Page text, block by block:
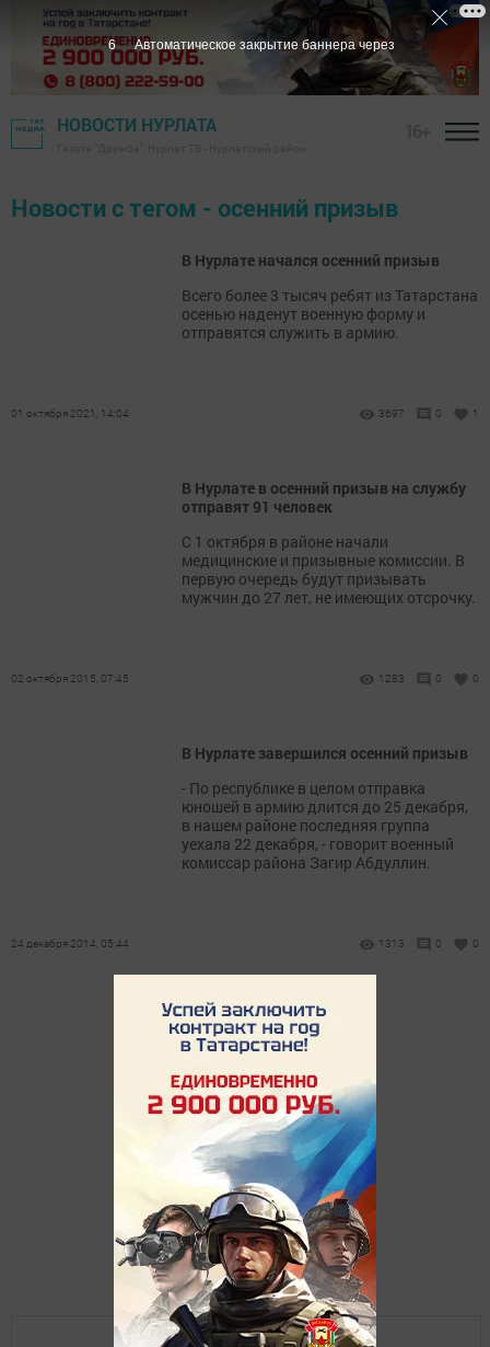
НОВОСТИ НУРЛАТА
Новости с тегом - осенний призыв
В Нурлате начался осенний призыв
Всего более 3 тысяч ребят из Татарстана
осенью наденут военную форму и
отправятся служить в армию.
01 октября 2021, 14:04 3697 0 1
В Нурлате в осенний призыв на службу
отправят 91 человек
С 1 октября в районе начали
медицинские и призывные комиссии. В
первую очередь будут призывать
мужчин до 27 лет, не имеющих отсрочку.
02 октября 2015, 07:45 1283 0 0
В Нурлате завершился осенний призыв
- По республике в целом отправка
юношей в армию длится до 25 декабря,
в нашем районе последняя группа
уехала 22 декабря, - говорит военный
комиссар района Загир Абдуллин.
24 декабря 2014, 05:44 1313 0 0
6 Автоматическое закрытие баннера через